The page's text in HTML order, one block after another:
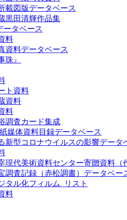
載図版データベース
黒田清輝作品集
ータベース
料
資料データベース
珠』
ト資料
資料
料
調査カード集成
媒体資料目録データベース
新型コロナウイルスの影響データ
現代美術資料センター寄贈資料（
調査記録（赤松調書）データベー
タル化フィルム_リスト
料